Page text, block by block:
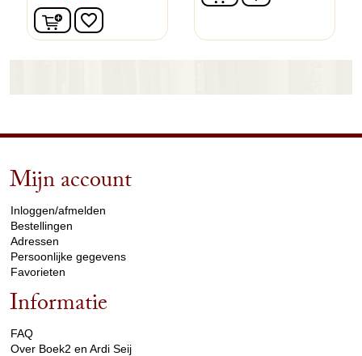
In winkelwagen
favorite_border
Mijn account
Inloggen/afmelden
Bestellingen
Adressen
Persoonlijke gegevens
Favorieten
Informatie
FAQ
Over Boek2 en Ardi Seij